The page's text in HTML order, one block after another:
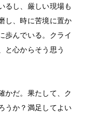
るし、厳しい現場も
し、時に苦境に置か
歩んでいる。クライ
と心からそう思う
かだ。果たして、ク
うか？満足してよい